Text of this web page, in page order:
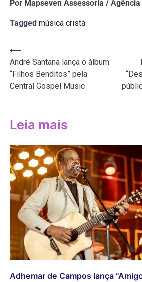
Por Mapseven Assessoria /
Tagged música cristã
Navegação
de
Post
⟵
André Santana lança o álbum
“Filhos Benditos” pela
Central Gospel Music
Leia mais
Adhemar de Campos lança